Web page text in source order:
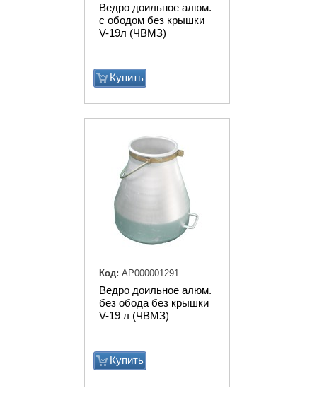
Ведро доильное алюм.
с ободом без крышки
V-19л (ЧВМЗ)
Купить
Ведро доильное алюм.
без обода без крышки
V-19 л (ЧВМЗ)
Купить
Код: АР000001291